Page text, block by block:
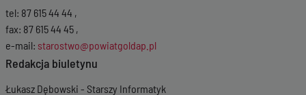
tel: 87 615 44 44 ,
fax: 87 615 44 45 ,
e-mail: starostwo@powiatgoldap.pl
Redakcja biuletynu
Łukasz Dębowski - Starszy Informatyk